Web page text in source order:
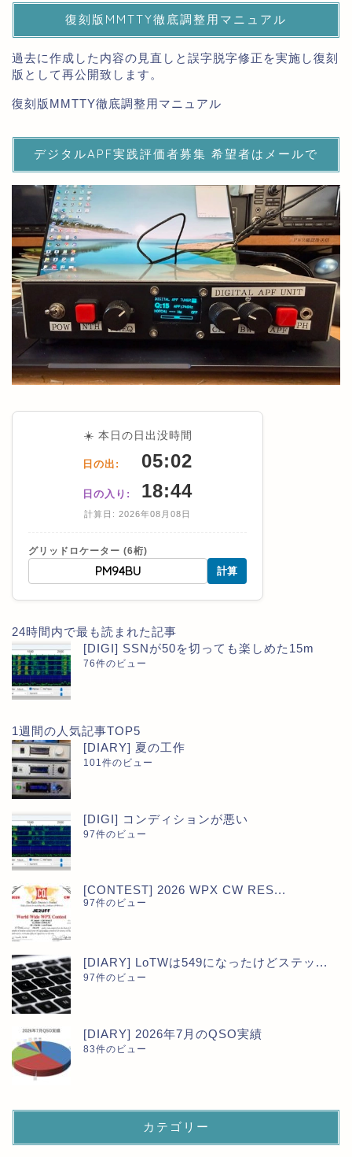
復刻版MMTTY徹底調整用マニュアル
過去に作成した内容の見直しと誤字脱字修正を実施し復刻
版として再公開致します。
復刻版MMTTY徹底調整用マニュアル
デジタルAPF実践評価者募集 希望者はメールで
☀️ 本日の日出没時間
日の出: 05:02
日の入り: 18:44
計算日: 2026年08月08日
グリッドロケーター (6桁)
計算
24時間内で最も読まれた記事
[DIGI] SSNが50を切っても楽しめた15m
76件のビュー
1週間の人気記事TOP5
[DIARY] 夏の工作
101件のビュー
[DIGI] コンディションが悪い
97件のビュー
[CONTEST] 2026 WPX CW RES...
97件のビュー
[DIARY] LoTWは549になったけどステッ...
97件のビュー
[DIARY] 2026年7月のQSO実績
83件のビュー
カテゴリー